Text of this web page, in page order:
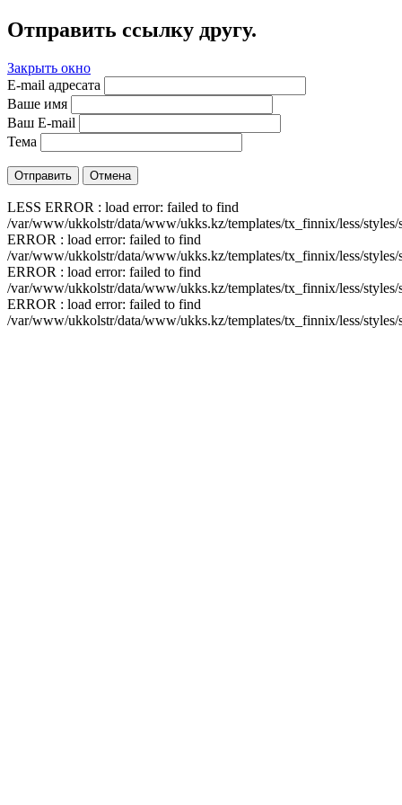
Отправить ссылку другу.
Закрыть окно
E-mail адресата
Ваше имя
Ваш E-mail
Тема
Отправить Отмена
LESS ERROR : load error: failed to find
/var/www/ukkolstr/data/www/ukks.kz/templates/tx_finnix/less/styles/
ERROR : load error: failed to find
/var/www/ukkolstr/data/www/ukks.kz/templates/tx_finnix/less/styles/
ERROR : load error: failed to find
/var/www/ukkolstr/data/www/ukks.kz/templates/tx_finnix/less/styles/
ERROR : load error: failed to find
/var/www/ukkolstr/data/www/ukks.kz/templates/tx_finnix/less/styles/